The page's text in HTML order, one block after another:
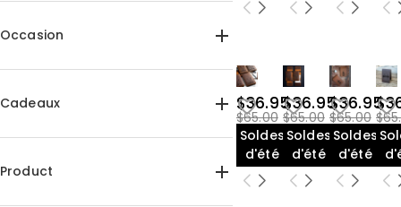
Occasion
Anniversaire(6)
Cadeaux
Pour amis(17)
Product
$36.95
$65.00
Soldes
d'été
$36.95
$65.00
Soldes
d'été
$36.95
$65.00
Soldes
d'été